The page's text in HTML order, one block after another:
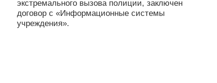
экстремального вызова полиции, заключен
договор с «Информационные системы
учреждения».